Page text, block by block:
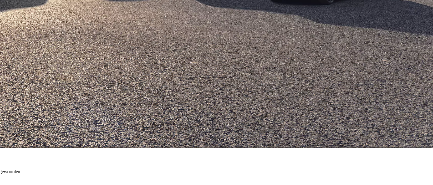
Vanaf € 39.995,-
€ 246,77 p/m*
Mirai
WATERSTOF-ELEKTRISCH